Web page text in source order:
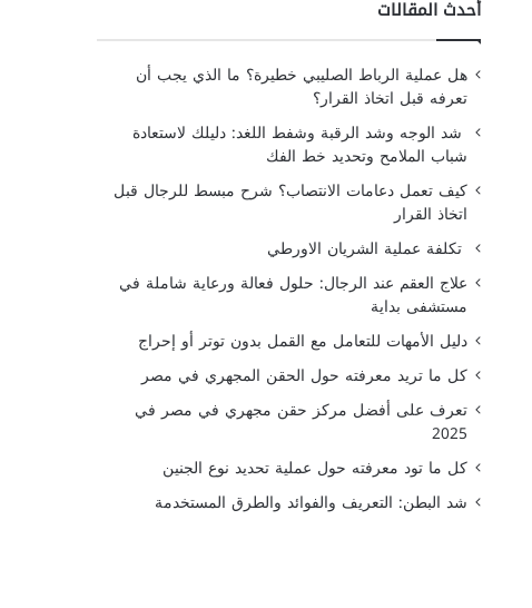
أحدث المقالات
هل عملية الرباط الصليبي خطيرة؟ ما الذي يجب أن
تعرفه قبل اتخاذ القرار؟
شد الوجه وشد الرقبة وشفط اللغد: دليلك لاستعادة
شباب الملامح وتحديد خط الفك
كيف تعمل دعامات الانتصاب؟ شرح مبسط للرجال قبل
اتخاذ القرار
تكلفة عملية الشريان الاورطي
علاج العقم عند الرجال: حلول فعالة ورعاية شاملة في
مستشفى بداية
دليل الأمهات للتعامل مع القمل بدون توتر أو إحراج
كل ما تريد معرفته حول الحقن المجهري في مصر
تعرف على أفضل مركز حقن مجهري في مصر في
2025
كل ما تود معرفته حول عملية تحديد نوع الجنين
شد البطن: التعريف والفوائد والطرق المستخدمة